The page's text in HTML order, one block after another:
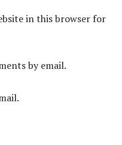
in this browser for
by email.